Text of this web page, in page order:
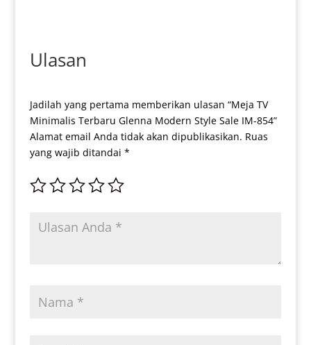
Ulasan
Jadilah yang pertama memberikan ulasan “Meja TV
Minimalis Terbaru Glenna Modern Style Sale IM-854”
Alamat email Anda tidak akan dipublikasikan. Ruas
yang wajib ditandai *